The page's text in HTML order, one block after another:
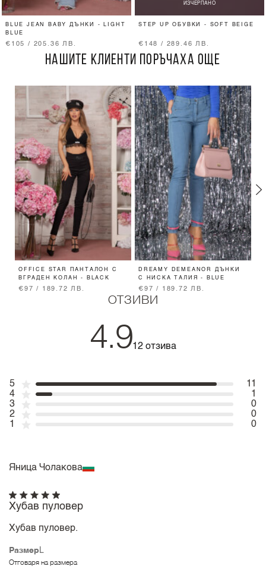
BLUE JEAN BABY ДЪНКИ - LIGHT
BLUE
€105 / 205.36 ЛВ.
ИЗЧЕРПАНО
STEP UP ОБУВКИ - SOFT BEIGE
€148 / 289.46 ЛВ.
НАШИТЕ КЛИЕНТИ ПОРЪЧАХА ОЩЕ
OFFICE STAR ПАНТАЛОН С
ВГРАДЕН КОЛАН - BLACK
€97 / 189.72 ЛВ.
DREAMY DEMEANOR ДЪНКИ
С НИСКА ТАЛИЯ - BLUE
€97 / 189.72 ЛВ.
ОТЗИВИ
4.912 отзива
5
11
4
1
3
0
2
0
1
0
Яница Чолакова
Размер L
Отговаря на размера
Хубав пуловер
Хубав пуловер.